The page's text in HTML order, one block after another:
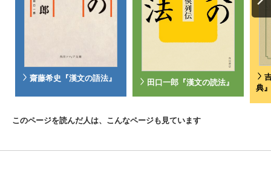
齋藤希史『漢文の語法』 田口一郎『漢文の読法』
典』
このページを読んだ人は、こんなページも見ています